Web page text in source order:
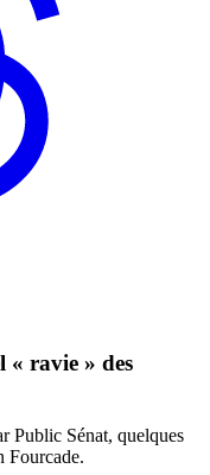
« ravie » des
Public Sénat, quelques
Fourcade.